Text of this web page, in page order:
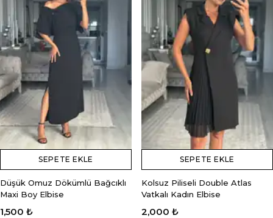
SEPETE EKLE
Düşük Omuz Dökümlü Bağcıklı
Maxi Boy Elbise
1,500 ₺
SEPETE EKLE
Kolsuz Piliseli Double Atlas
Vatkalı Kadın Elbise
2,000 ₺